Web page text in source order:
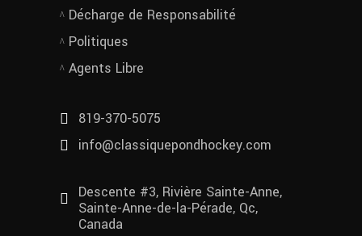
Décharge de Responsabilité
Politiques
Agents Libre
819-370-5075
info@classiquepondhockey.com
Descente #3, Rivière Sainte-Anne,
Sainte-Anne-de-la-Pérade, Qc,
Canada